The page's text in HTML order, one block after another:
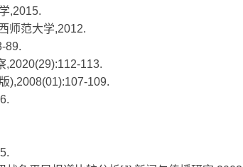
,2015.
师范大学,2012.
89.
,2020(29):112-113.
),2008(01):107-109.